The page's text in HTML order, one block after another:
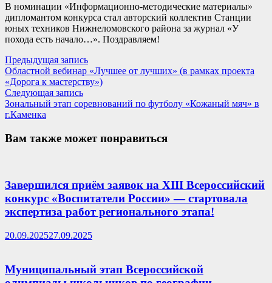
В номинации «Информационно-методические материалы»
дипломантом конкурса стал авторский коллектив Станции
юных техников Нижнеломовского района за журнал «У
похода есть начало…». Поздравляем!
Навигация
по
записям
Предыдущая записьПредыдущая
запись:
Областной вебинар «Лучшее от лучших» (в рамках проекта
«Дорога к мастерству»)
Следующая записьСледующая
запись:
Зональный этап соревнований по футболу «Кожаный мяч» в
г.Каменка
Вам также может понравиться
Завершился приём заявок на XIII Всероссийский
конкурс «Воспитатели России» — стартовала
экспертиза работ регионального этапа!
20.09.202527.09.2025
Муниципальный этап Всероссийской